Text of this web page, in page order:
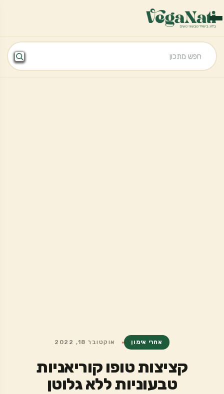
אחרי אימון אוקטובר 18, 2022
קציצות טופו קוריאניות
טבעוניות ללא גלוטן